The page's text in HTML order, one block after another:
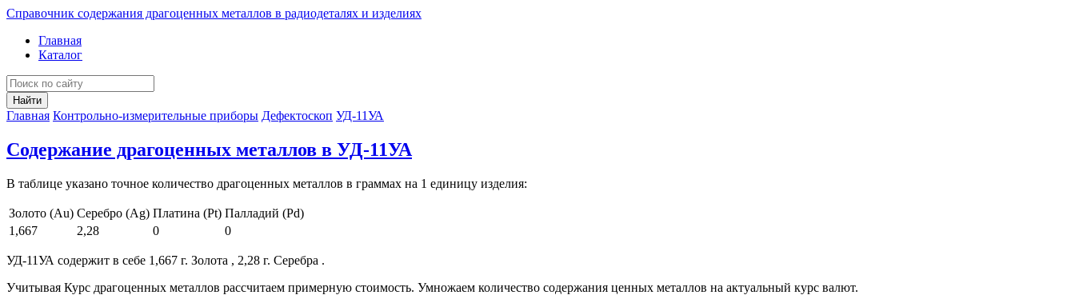
Справочник содержания драгоценных металлов в радиодеталях и изделиях
Главная
Каталог
Найти
Главная Контрольно-измерительные приборы Дефектоскоп УД-11УА
Содержание драгоценных металлов в УД-11УА
В таблице указано точное количество драгоценных металлов в граммах на 1 единицу изделия:
Золото (Au) Серебро (Ag) Платина (Pt) Палладий (Pd)
1,667
2,28 0 0
УД-11УА содержит в себе 1,667 г. Золота , 2,28 г. Серебра .
Учитывая Курс драгоценных металлов рассчитаем примерную стоимость. Умножаем количество содержания ценных металлов на актуальный курс валют.